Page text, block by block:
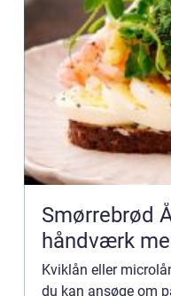
Smørrebrød
håndværk
Kviklån eller
du kan ansøge om